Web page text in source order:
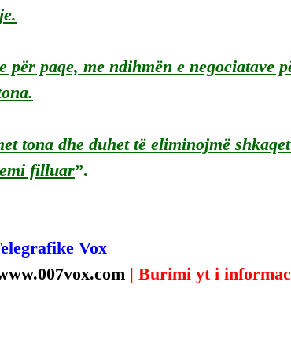
për paqe, me ndihmën e negociatave
tona dhe duhet të eliminojmë
filluar”.
Vox
| Burimi yt i